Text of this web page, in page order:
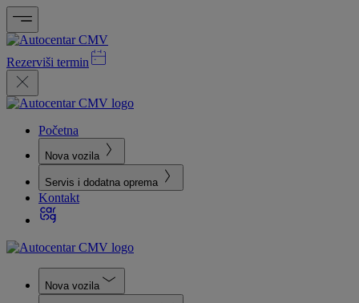
Rezerviši termin
Početna
Nova vozila
Servis i dodatna oprema
Kontakt
Nova vozila